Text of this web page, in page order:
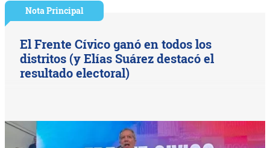
Nota Principal
El Frente Cívico ganó en todos los
distritos (y Elías Suárez destacó el
resultado electoral)